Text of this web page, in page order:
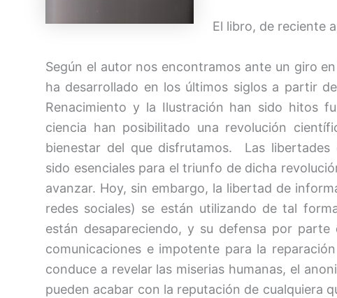
El libro, de reciente
Según el autor nos encontramos ante un giro
ha desarrollado en los últimos siglos a partir
Renacimiento y la Ilustración han sido hitos
ciencia han posibilitado una revolución
bienestar del que disfrutamos. Las
sido esenciales para el triunfo de dicha
avanzar. Hoy, sin embargo, la libertad de
redes sociales) se están utilizando de tal
están desapareciendo, y su defensa por
comunicaciones e impotente para la
conduce a revelar las miserias humanas, el
pueden acabar con la reputación de cualquiera